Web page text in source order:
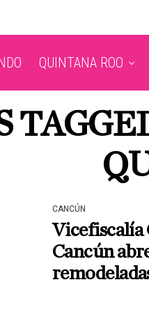
QUINTANA ROO
CANCÚN
Vicefiscalía
Cancún